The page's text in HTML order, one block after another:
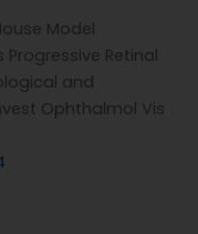
Model
Progressive Retinal
and
Ophthalmol Vis